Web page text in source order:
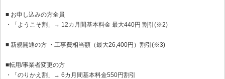
■ お申し込みの方全員
・「ようこそ割」→ 12カ月間基本料金 最大440円 割引(※2)
■ 新規開通の方 ・工事費相当額（最大26,400円）割引(※3)
■転用/事業者変更の方
・「のりかえ割」→ 6カ月間基本料金550円割引